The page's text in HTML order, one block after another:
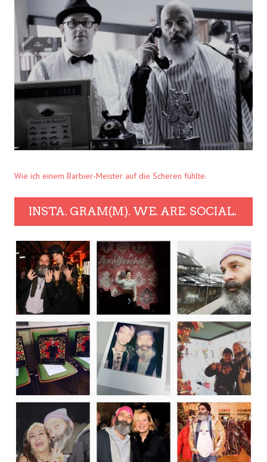
Wie ich einem Barbier-Meister auf die Scheren fühlte.
INSTA. GRAM(M). WE. ARE. SOCIAL.